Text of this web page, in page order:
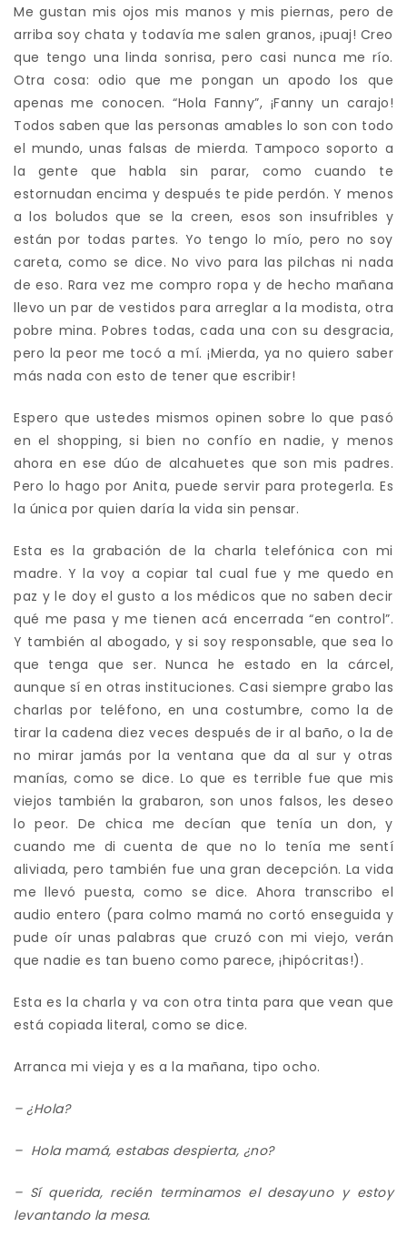
Me gustan mis ojos mis manos y mis piernas, pero de
arriba soy chata y todavía me salen granos, ¡puaj! Creo
que tengo una linda sonrisa, pero casi nunca me río.
Otra cosa: odio que me pongan un apodo los que
apenas me conocen. “Hola Fanny”, ¡Fanny un carajo!
Todos saben que las personas amables lo son con todo
el mundo, unas falsas de mierda. Tampoco soporto a
la gente que habla sin parar, como cuando te
estornudan encima y después te pide perdón. Y menos
a los boludos que se la creen, esos son insufribles y
están por todas partes. Yo tengo lo mío, pero no soy
careta, como se dice. No vivo para las pilchas ni nada
de eso. Rara vez me compro ropa y de hecho mañana
llevo un par de vestidos para arreglar a la modista, otra
pobre mina. Pobres todas, cada una con su desgracia,
pero la peor me tocó a mí. ¡Mierda, ya no quiero saber
más nada con esto de tener que escribir!
Espero que ustedes mismos opinen sobre lo que pasó
en el shopping, si bien no confío en nadie, y menos
ahora en ese dúo de alcahuetes que son mis padres.
Pero lo hago por Anita, puede servir para protegerla. Es
la única por quien daría la vida sin pensar.
Esta es la grabación de la charla telefónica con mi
madre. Y la voy a copiar tal cual fue y me quedo en
paz y le doy el gusto a los médicos que no saben decir
qué me pasa y me tienen acá encerrada “en control”.
Y también al abogado, y si soy responsable, que sea lo
que tenga que ser. Nunca he estado en la cárcel,
aunque sí en otras instituciones. Casi siempre grabo las
charlas por teléfono, en una costumbre, como la de
tirar la cadena diez veces después de ir al baño, o la de
no mirar jamás por la ventana que da al sur y otras
manías, como se dice. Lo que es terrible fue que mis
viejos también la grabaron, son unos falsos, les deseo
lo peor. De chica me decían que tenía un don, y
cuando me di cuenta de que no lo tenía me sentí
aliviada, pero también fue una gran decepción. La vida
me llevó puesta, como se dice. Ahora transcribo el
audio entero (para colmo mamá no cortó enseguida y
pude oír unas palabras que cruzó con mi viejo, verán
que nadie es tan bueno como parece, ¡hipócritas!).
Esta es la charla y va con otra tinta para que vean que
está copiada literal, como se dice.
Arranca mi vieja y es a la mañana, tipo ocho.
– ¿Hola?
– Hola mamá, estabas despierta, ¿no?
– Sí querida, recién terminamos el desayuno y estoy
levantando la mesa.